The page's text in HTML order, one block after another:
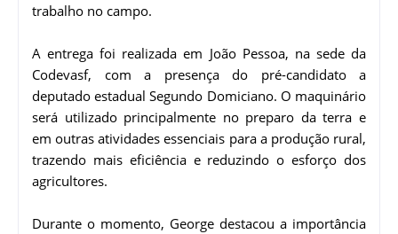
trabalho no campo.
A entrega foi realizada em João Pessoa, na sede da
Codevasf, com a presença do pré-candidato a
deputado estadual Segundo Domiciano. O maquinário
será utilizado principalmente no preparo da terra e
em outras atividades essenciais para a produção rural,
trazendo mais eficiência e reduzindo o esforço dos
agricultores.
Durante o momento, George destacou a importância